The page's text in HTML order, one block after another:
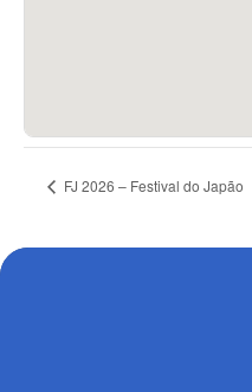
FJ 2026 – Festival do Japão